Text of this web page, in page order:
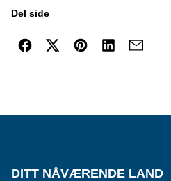
Del side
DITT NÅVÆRENDE LAND